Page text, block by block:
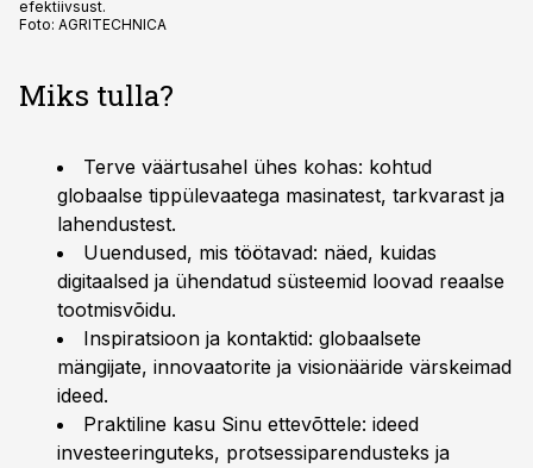
efektiivsust.
Foto: AGRITECHNICA
Miks tulla?
Terve väärtusahel ühes kohas: kohtud
globaalse tippülevaatega masinatest, tarkvarast ja
lahendustest.
Uuendused, mis töötavad: näed, kuidas
digitaalsed ja ühendatud süsteemid loovad reaalse
tootmisvõidu.
Inspiratsioon ja kontaktid: globaalsete
mängijate, innovaatorite ja visionääride värskeimad
ideed.
Praktiline kasu Sinu ettevõttele: ideed
investeeringuteks, protsessiparendusteks ja